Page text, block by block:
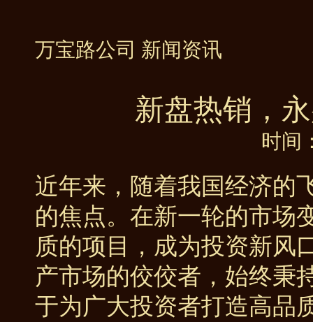
万宝路公司 新闻资讯
新盘热销，
时间
近年来，随着我国经济的
的焦点。在新一轮的市场
质的项目，成为投资新风
产市场的佼佼者，始终秉
于为广大投资者打造高品